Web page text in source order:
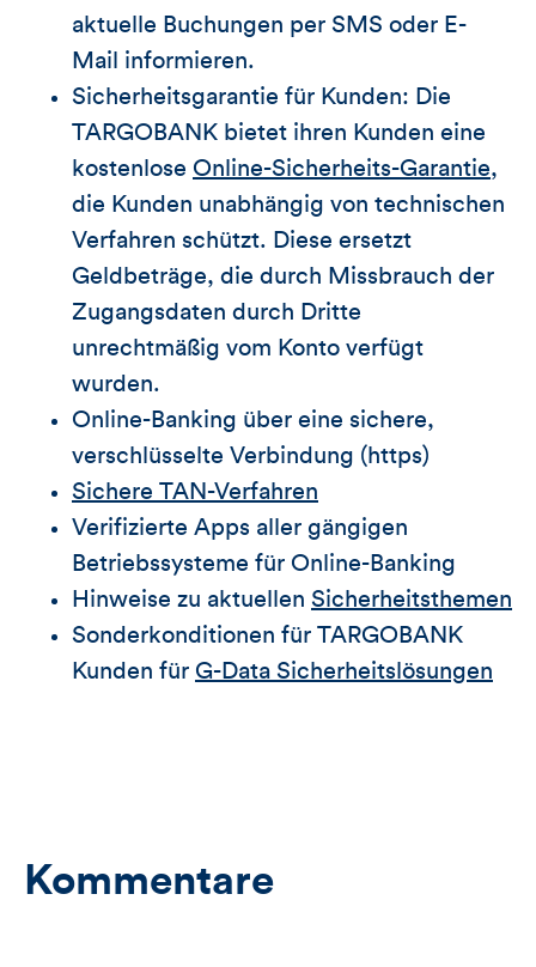
aktuelle Buchungen per SMS oder E-
Mail informieren.
Sicherheitsgarantie für Kunden: Die
TARGOBANK bietet ihren Kunden eine
kostenlose Online-Sicherheits-Garantie,
die Kunden unabhängig von technischen
Verfahren schützt. Diese ersetzt
Geldbeträge, die durch Missbrauch der
Zugangsdaten durch Dritte
unrechtmäßig vom Konto verfügt
wurden.
Online-Banking über eine sichere,
verschlüsselte Verbindung (https)
Sichere TAN-Verfahren
Verifizierte Apps aller gängigen
Betriebssysteme für Online-Banking
Hinweise zu aktuellen Sicherheitsthemen
Sonderkonditionen für TARGOBANK
Kunden für G-Data Sicherheitslösungen
Kommentare